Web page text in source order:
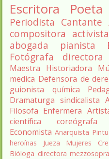
Escritora Poeta
Periodista Cantante
compositora activista
abogada
pianista
Fotógrafa
Maestra
Historiadora
medica Defensora de
guionista
química
Dramaturga sindicalista
Filosofa Enfermera
científica
coreógrafa
Economista Anarquista
heroínas
Jueza Mujeres
Bióloga directora